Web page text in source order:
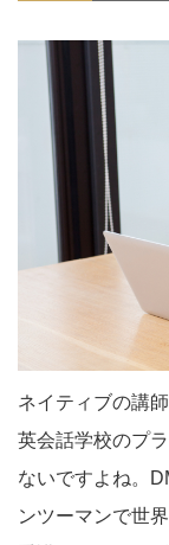
ネイティブの講
英会話学校のプ
ないですよね。
ンツーマンで世